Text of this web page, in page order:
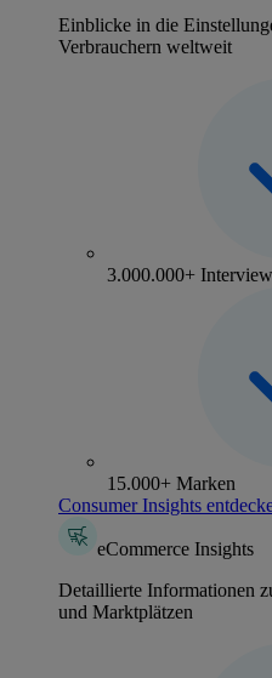
Einblicke in die
Verbrauchern weltweit
3.000.000+
15.000+ Marken
Consumer Insights
eCommerce Insights
Detaillierte Informationen
und Marktplätzen